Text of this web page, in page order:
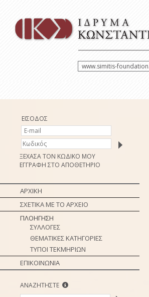
www.simitis-
ΕΙΣΟΔΟΣ
ΞΕΧΑΣΑ ΤΟΝ ΚΩΔΙΚΟ ΜΟΥ
ΕΓΓΡΑΦΗ ΣΤΟ ΑΠΟΘΕΤΗΡΙΟ
ΑΡΧΙΚΗ
ΣΧΕΤΙΚΑ ΜΕ ΤΟ ΑΡΧΕΙΟ
ΠΛΟΗΓΗΣΗ
ΣΥΛΛΟΓΕΣ
ΘΕΜΑΤΙΚΕΣ ΚΑΤΗΓΟΡΙΕΣ
ΤΥΠΟΙ ΤΕΚΜΗΡΙΩΝ
ΕΠΙΚΟΙΝΩΝΙΑ
ΑΝΑΖΗΤΗΣΤΕ